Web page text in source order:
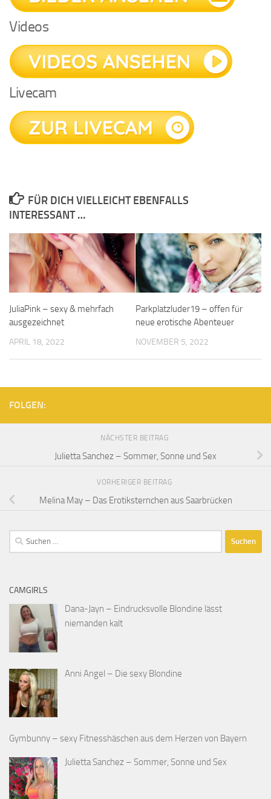
Videos
Livecam
FÜR DICH VIELLEICHT EBENFALLS
INTERESSANT …
JuliaPink – sexy & mehrfach
ausgezeichnet
APRIL 18, 2022
Parkplatzluder19 – offen für
neue erotische Abenteuer
NOVEMBER 5, 2022
FOLGEN:
NÄCHSTER BEITRAG
Julietta Sanchez – Sommer, Sonne und Sex
VORHERIGER BEITRAG
Melina May – Das Erotiksternchen aus Saarbrücken
Suchen
nach:
CAMGIRLS
Dana-Jayn – Eindrucksvolle Blondine lässt
niemanden kalt
Anni Angel – Die sexy Blondine
Gymbunny – sexy Fitnesshäschen aus dem Herzen von Bayern
Julietta Sanchez – Sommer, Sonne und Sex